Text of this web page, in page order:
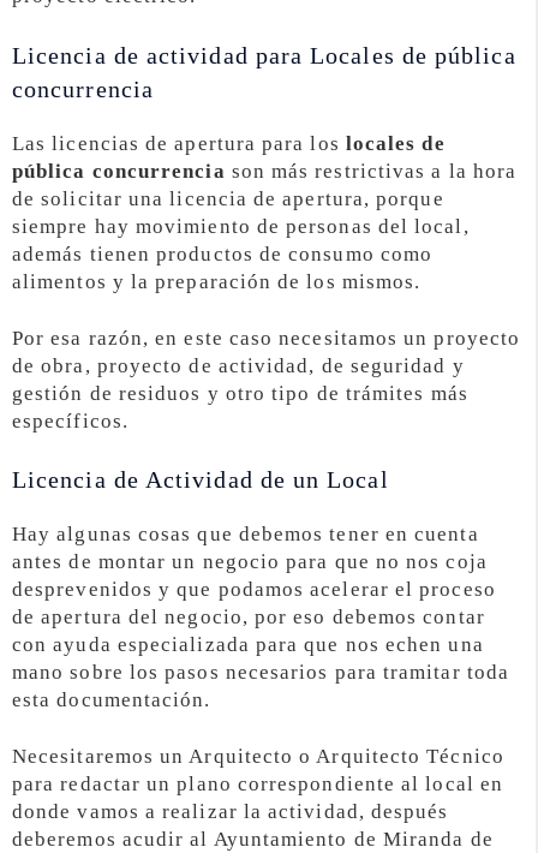
Licencia de actividad para Locales de pública
concurrencia
Las licencias de apertura para los locales de
pública concurrencia son más restrictivas a la hora
de solicitar una licencia de apertura, porque
siempre hay movimiento de personas del local,
además tienen productos de consumo como
alimentos y la preparación de los mismos.
Por esa razón, en este caso necesitamos un proyecto
de obra, proyecto de actividad, de seguridad y
gestión de residuos y otro tipo de trámites más
específicos.
Licencia de Actividad de un Local
Hay algunas cosas que debemos tener en cuenta
antes de montar un negocio para que no nos coja
desprevenidos y que podamos acelerar el proceso
de apertura del negocio, por eso debemos contar
con ayuda especializada para que nos echen una
mano sobre los pasos necesarios para tramitar toda
esta documentación.
Necesitaremos un Arquitecto o Arquitecto Técnico
para redactar un plano correspondiente al local en
donde vamos a realizar la actividad, después
deberemos acudir al Ayuntamiento de Miranda de